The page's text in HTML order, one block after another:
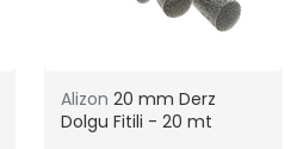
Alizon 20 mm Derz
Dolgu Fitili - 20 mt